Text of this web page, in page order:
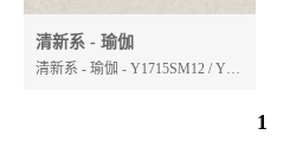
清新系 - 瑜伽
清新系 - 瑜伽 - Y1715SM12 / YI918SM12 / YI612SM12
1